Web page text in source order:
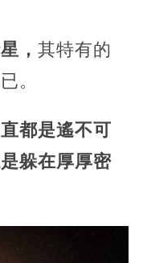
， 其特有的
。
都是遙不可
躲在厚厚密